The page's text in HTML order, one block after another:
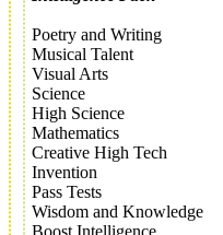
Poetry and Writing
Musical Talent
Visual Arts
Science
High Science
Mathematics
Creative High Tech
Invention
Pass Tests
Wisdom and Knowledge
Boost Intelligence